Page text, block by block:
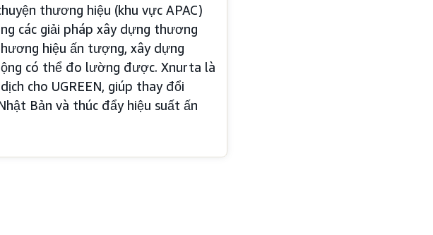
thương hiệu (khu vực APAC)
các giải pháp xây dựng thương
hiệu ấn tượng, xây dựng
có thể đo lường được. Xnurta là
cho UGREEN, giúp thay đổi
Bản và thúc đẩy hiệu suất ấn